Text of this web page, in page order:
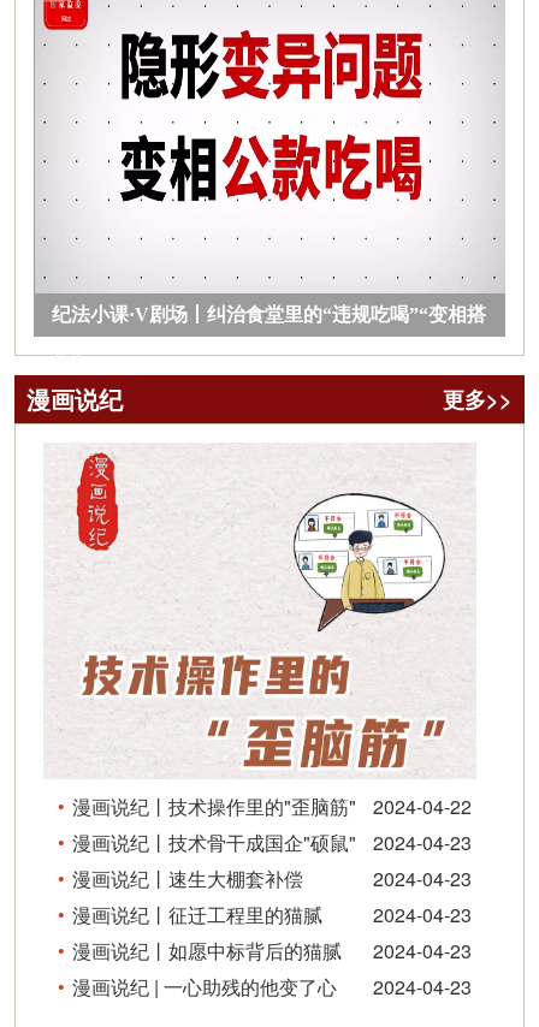
纪法小课·V剧场丨纠治食堂里的“违规吃喝”“变相搭
车”
漫画说纪 更多>>
漫画说纪丨技术操作里的"歪脑筋"
2024-04-22
漫画说纪丨技术骨干成国企"硕鼠"
2024-04-23
漫画说纪丨速生大棚套补偿
2024-04-23
漫画说纪丨征迁工程里的猫腻
2024-04-23
漫画说纪丨如愿中标背后的猫腻
2024-04-23
漫画说纪 | 一心助残的他变了心
2024-04-23